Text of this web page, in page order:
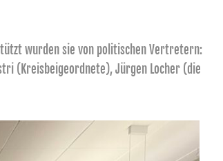
wurden sie von politischen Vertretern:
(Kreisbeigeordnete), Jürgen Locher (die